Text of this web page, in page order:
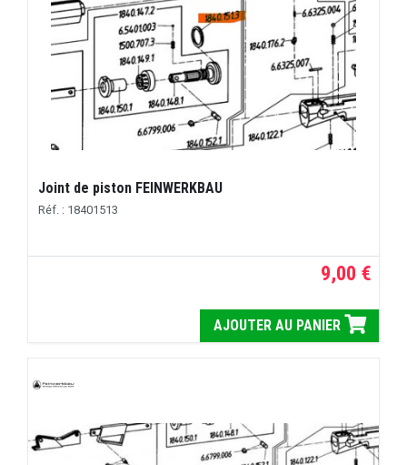
Joint de piston FEINWERKBAU
Réf. : 18401513
9,00 €
AJOUTER AU PANIER